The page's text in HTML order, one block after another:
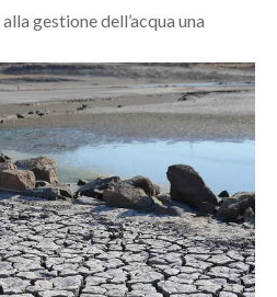
gestione dell’acqua una